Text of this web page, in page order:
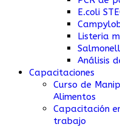
E.coli
Listeria
Análisis
Capacitaciones
Curso de
Alimentos
Capacitación
trabajo